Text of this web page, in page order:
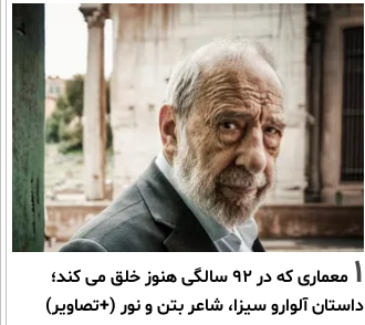
1
معماری که در 92 سالگی هنوز خلق می کند؛
داستان آلوارو سیزا، شاعر بتن و نور (+تصاویر)